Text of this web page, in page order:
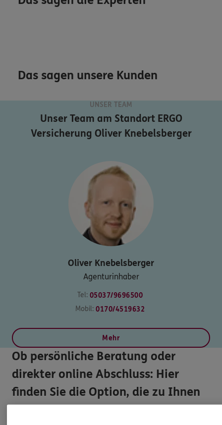
Das sagen unsere Kunden
UNSER TEAM
Unser Team am StandortERGO
Versicherung Oliver Knebelsberger
Oliver Knebelsberger
Agenturinhaber
Tel: 05037/9696500
Mobil: 0170/4519632
Mehr
Ob persönliche Beratung oder
direkter online Abschluss: Hier
finden Sie die Option, die zu Ihnen
passt.